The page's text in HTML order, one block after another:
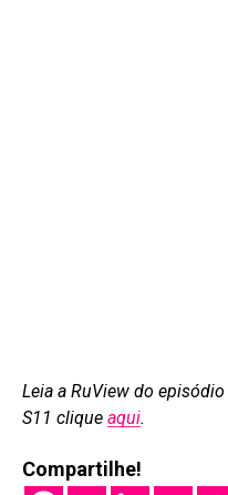
Leia a RuView do episódio
S11 clique aqui.
Compartilhe!